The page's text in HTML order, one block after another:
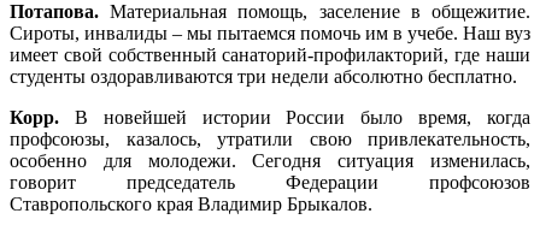
Потапова.Материальная помощь, заселение в общежитие.
Сироты, инвалиды – мы пытаемся помочь им в учебе. Наш вуз
имеет свой собственный санаторий-профилакторий, где наши
студенты оздоравливаются три недели абсолютно бесплатно.
Корр. В новейшей истории России было время, когда
профсоюзы, казалось, утратили свою привлекательность,
особенно для молодежи. Сегодня ситуация изменилась,
говорит председатель Федерации профсоюзов
Ставропольского края Владимир Брыкалов.